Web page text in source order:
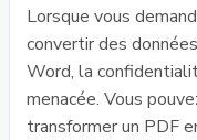
Lorsque vous
convertir des
Word, la
menacée. Vous
transformer un PDF